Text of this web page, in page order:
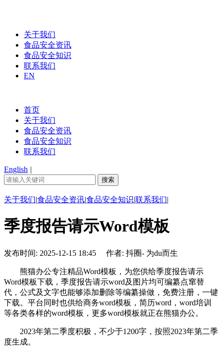
关于我们
食品安全资讯
食品安全知识
联系我们
EN
首页
关于我们
食品安全资讯
食品安全知识
联系我们
English |
关于我们|食品安全资讯|食品安全知识|联系我们|
季度报告请示Word模板
发布时间: 2025-12-15 18:45 作者: 抖圈- 为du而生
熊猫办公专注精品Word模板，为您供给季度报告请示
Word模板下载，季度报告请示word及图片均可编纂点窜替
代，公式及文字也能够添加删除等编纂操做，免费注册，一键
下载。平台同时也供给商务word模板，简历word，word培训
等各类各样的word模板，更多word模板就正在熊猫办公。
2023年第二季度积极，不少于1200字，按照2023年第二季
度生成。